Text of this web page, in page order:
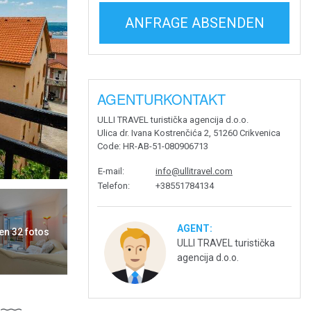
32 fotos
ANFRAGE ABSENDEN
AGENTURKONTAKT
ULLI TRAVEL turistička agencija d.o.o.
Ulica dr. Ivana Kostrenčića 2, 51260 Crikvenica
Code: HR-AB-51-080906713
E-mail :
info@ullitravel.com
Telefon: +38551784134
AGENT:
ULLI TRAVEL turistička
agencija d.o.o.